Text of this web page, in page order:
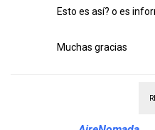
Esto es así? o es
Muchas gracias